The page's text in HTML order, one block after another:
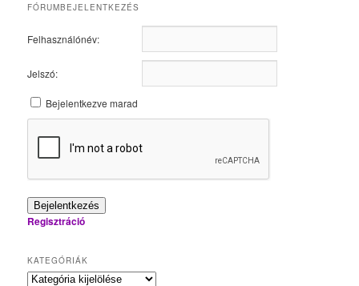
FÓRUMBEJELENTKEZÉS
Felhasználónév:
Jelszó:
Bejelentkezve marad
Bejelentkezés
Regisztráció
KATEGÓRIÁK
Kategóriák